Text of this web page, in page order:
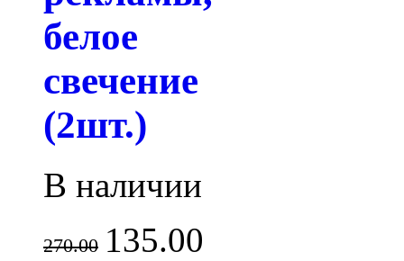
белое
свечение
(2шт.)
В наличии
270.00 135.00